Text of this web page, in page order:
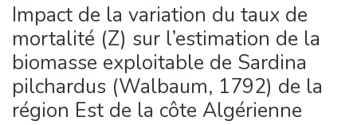
Impact de la variation du taux de
mortalité (Z) sur l’estimation de la
biomasse exploitable de Sardina
pilchardus (Walbaum, 1792) de la
région Est de la côte Algérienne